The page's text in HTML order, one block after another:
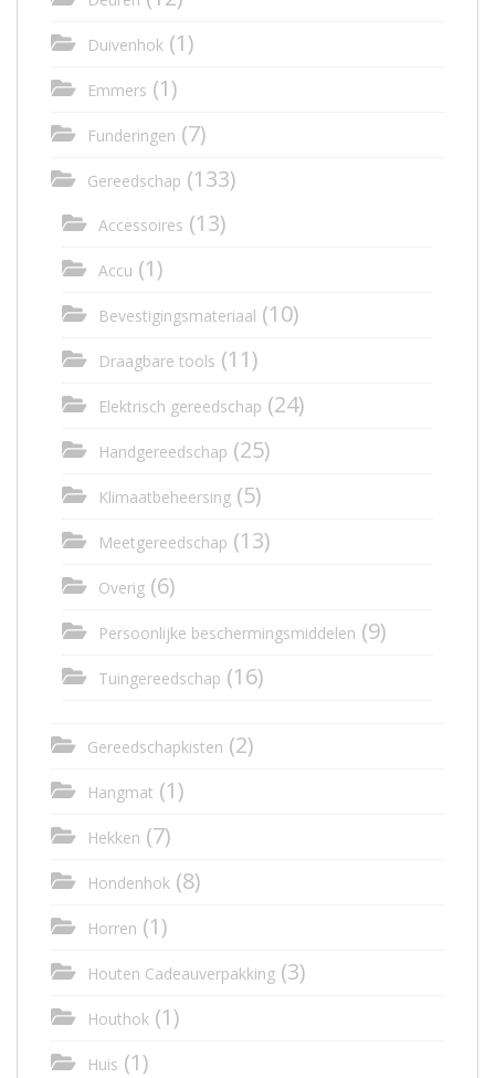
Duivenhok (1)
Emmers (1)
Funderingen (7)
Gereedschap (133)
Accessoires (13)
Accu (1)
Bevestigingsmateriaal (10)
Draagbare tools (11)
Elektrisch gereedschap (24)
Handgereedschap (25)
Klimaatbeheersing (5)
Meetgereedschap (13)
Overig (6)
Persoonlijke beschermingsmiddelen (9)
Tuingereedschap (16)
Gereedschapkisten (2)
Hangmat (1)
Hekken (7)
Hondenhok (8)
Horren (1)
Houten Cadeauverpakking (3)
Houthok (1)
Huis (1)